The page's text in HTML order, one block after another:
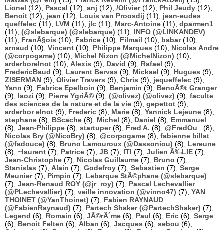
Lionel (12), Pascal (12), anj (12), /Olivier(12), Phil Jeudy (12),
Benoit (12), jean (12), Louis van Proosdij (11), jean-eudes
queffelec (11), LVM (11), jlc (11), Marc-Antoine (11), dparmen1
(11), (@slebarque) (@slebarque) (11), INFO (@LINKANDEV)
(11), FranÃ§ois (10), Fabrice (10), Filmail (10), babar(10),
arnaud (10), Vincent (10), Philippe Marques (10), Nicolas Andre
(@corpogame) (10), Michel Nizon (@MichelNizon) (10),
arderborelnot (10), Alexis (9), David (9), Rafael (9),
FredericBaud (9), Laurent Bervas (9), Mickael (9), Hugues (9),
ZISERMAN (9), Olivier Travers (9), Chris (9), jequeffelec (9),
Yann (9), Fabrice Epelboin (9), Benjamin (9), BenoÃ®t Granger
(9), laozi (9), Pierre YgriÃ© (9), (@olivez) (@olivez) (9), faculte
des sciences de la nature et de la vie (9), gepettot (9),
arderbor elnot (9), Frederic (8), Marie (8), Yannick Lejeune (8),
stephane (8), BScache (8), Michel (8), Daniel (8), Emmanuel
(8), Jean-Philippe (8), startuper(8), Fred A. (8), @FredOu_
(8),
Nicolas Bry (@NicoBry) (8), @corpogame (8), fabienne billat
(@fadouce) (8), Bruno Lamouroux (@Dassoniou) (8), Lereune
(8), ~laurent (7), Patrice (7), JB (7), ITI (7), Julien Ã‰LIE (7),
Jean-Christophe (7), Nicolas Guillaume (7), Bruno (7),
Stanislas (7), Alain (7), Godefroy (7), Sebastien (7), Serge
Meunier(7), Pimpin (7), Lebarque StÃ©phane (@slebarque)
(7), Jean-Renaud ROY (@jr_roy) (7), Pascal Lechevallier
(@PLechevallier) (7), veille innovation (@vinno47) (7), YAN
THOINET (@YanThoinet) (7), Fabien RAYNAUD
(@FabienRaynaud) (7), Partech Shaker (@PartechShaker) (7),
Legend (6), Romain (6), JÃ©rÃ´me (6), Paul (6), Eric (6), Serge
(6), Benoit Felten (6), Alban (6), Jacques (6), sebou (6),